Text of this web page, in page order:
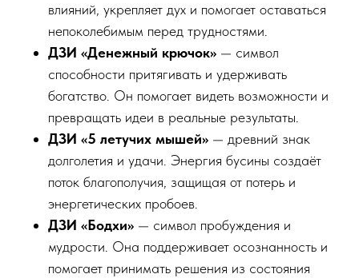
влияний, укрепляет дух и помогает оставаться
непоколебимым перед трудностями.
ДЗИ «Денежный крючок» — символ
способности притягивать и удерживать
богатство. Он помогает видеть возможности и
превращать идеи в реальные результаты.
ДЗИ «5 летучих мышей» — древний знак
долголетия и удачи. Энергия бусины создаёт
поток благополучия, защищая от потерь и
энергетических пробоев.
ДЗИ «Бодхи» — символ пробуждения и
мудрости. Она поддерживает осознанность и
помогает принимать решения из состояния